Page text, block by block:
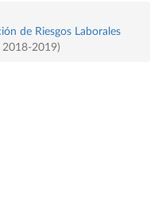
de Riesgos Laborales
2018-2019)